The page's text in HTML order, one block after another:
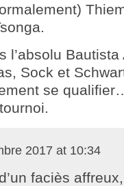
l’absolu Bautista
Sock et
se
2017 at 10:34
faciès affreux,